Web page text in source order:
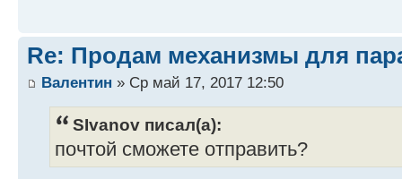
Re: Продам механизмы для
Валентин » Ср май 17, 2017 12:50
SIvanov писал(а):
почтой сможете отправить?